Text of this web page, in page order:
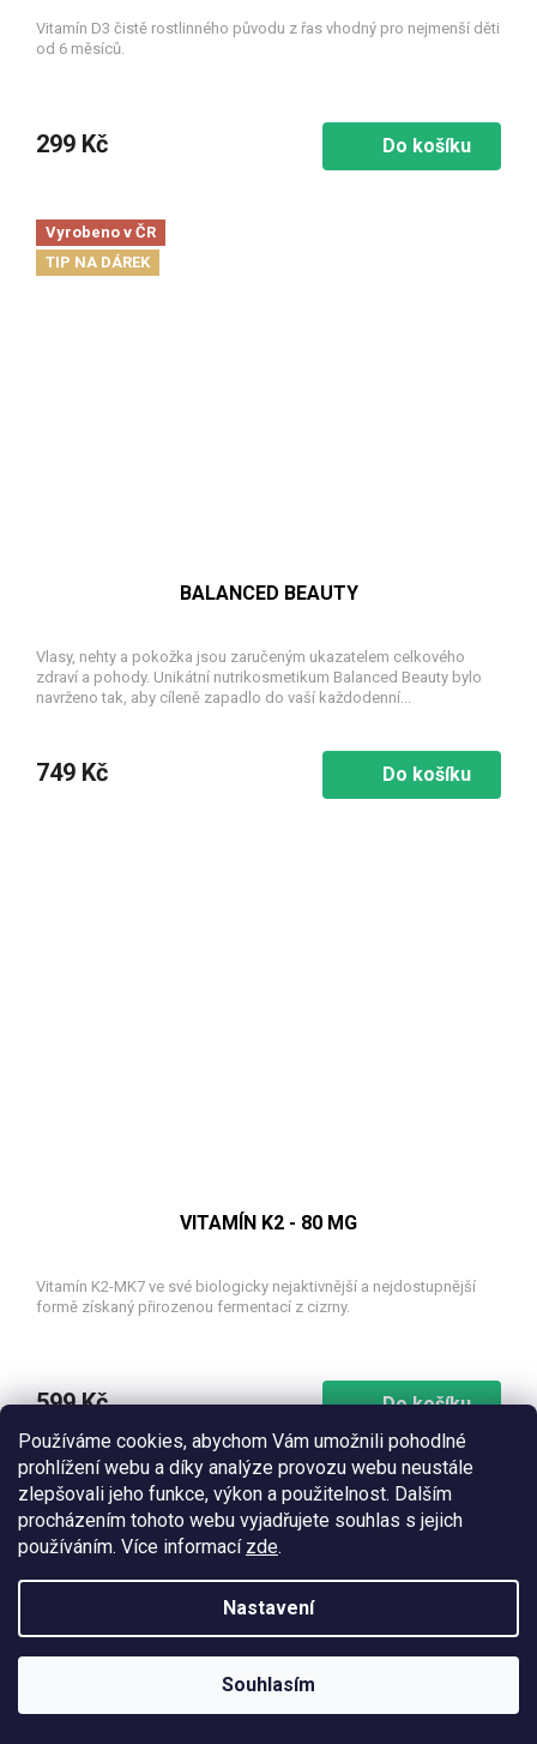
Používáme cookies, abychom Vám umožnili pohodlné
prohlížení webu a díky analýze provozu webu neustále
zlepšovali jeho funkce, výkon a použitelnost. Dalším
procházením tohoto webu vyjadřujete souhlas s jejich
používáním. Více informací zde.
Nastavení
Souhlasím
Vitamín D3 čistě rostlinného původu z řas vhodný pro nejmenší děti
od 6 měsíců.
299 Kč Do košíku
Vyrobeno v ČR
TIP NA DÁREK
BALANCED BEAUTY
Vlasy, nehty a pokožka jsou zaručeným ukazatelem celkového
zdraví a pohody. Unikátní nutrikosmetikum Balanced Beauty bylo
navrženo tak, aby cíleně zapadlo do vaší každodenní...
749 Kč Do košíku
VITAMÍN K2 - 80 ΜG
Vitamín K2-MK7 ve své biologicky nejaktivnější a nejdostupnější
formě získaný přirozenou fermentací z cizrny.
599 Kč Do košíku
Tip